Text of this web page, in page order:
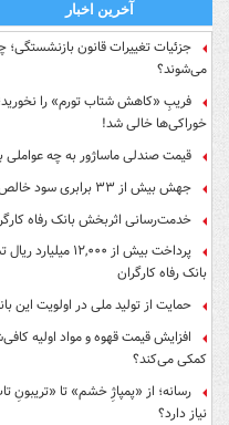
آخرین اخبار
جزئیات تغییرات قانون
می‌شوند؟
خوراکی‌ها خالی شد!
قیمت صندلی ماساژور به چه عواملی
جهش بیش از ۳۳ برابری سود خالص بانک رفاه کارگران در بهار ۱۴۰۵
خدمت‌رسانی اثربخش بانک رفاه
پرداخت بیش از
بانک رفاه کارگران
حمایت از تولید ملی در اولویت این
افزایش قیمت قهوه و مواد اولیه
کمکی می‌کند؟
رسانه؛ از «پمپاژِ خشم» تا «تریبونِ
نیاز دارد؟